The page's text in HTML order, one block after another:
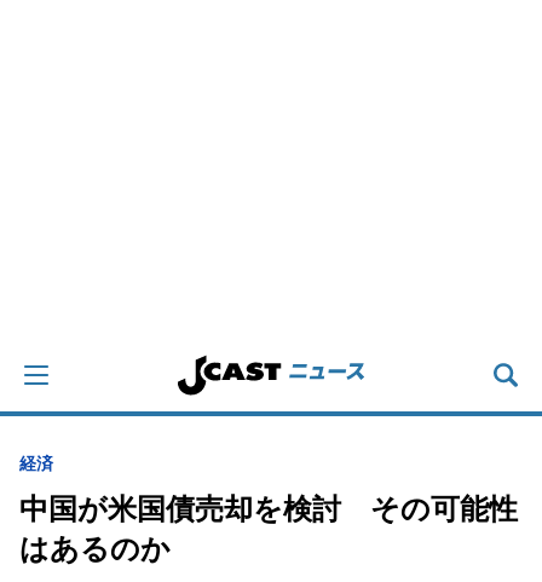
経済
中国が米国債売却を検討 その可能性
はあるのか